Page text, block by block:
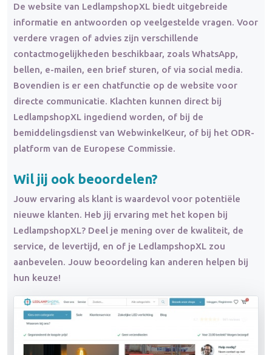
De website van LedlampshopXL biedt uitgebreide
informatie en antwoorden op veelgestelde vragen. Voor
verdere vragen of advies zijn verschillende
contactmogelijkheden beschikbaar, zoals WhatsApp,
bellen, e-mailen, een brief sturen, of via social media.
Bovendien is er een chatfunctie op de website voor
directe communicatie. Klachten kunnen direct bij
LedlampshopXL ingediend worden, of bij de
bemiddelingsdienst van WebwinkelKeur, of bij het ODR-
platform van de Europese Commissie.
Wil jij ook beoordelen?
Jouw ervaring als klant is waardevol voor potentiële
nieuwe klanten. Heb jij ervaring met het kopen bij
LedlampshopXL? Deel je mening over de kwaliteit, de
service, de levertijd, en of je LedlampshopXL zou
aanbevelen. Jouw beoordeling kan anderen helpen bij
hun keuze!